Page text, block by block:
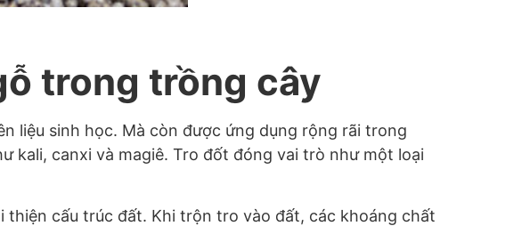
trong trồng cây
liệu sinh học. Mà còn được ứng dụng rộng rãi trong
kali, canxi và magiê. Tro đốt đóng vai trò như một loại
thiện cấu trúc đất. Khi trộn tro vào đất, các khoáng chất